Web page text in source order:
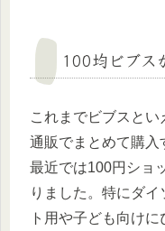
100均ビブス
これまでビブスとい
通販でまとめて購入
最近では100円ショ
りました。特にダ
ト用や子ども向け